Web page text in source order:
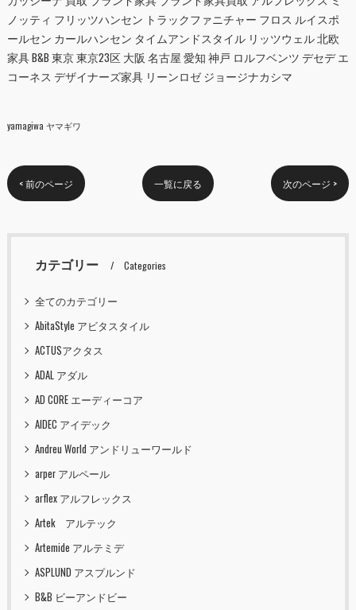
ノッティ フリッツハンセン トラックファニチャー フロス ルイスポ
ールセン カールハンセン タイムアンドスタイル リッツウェル 北欧
家具 B&B 東京 東京23区 大阪 名古屋 愛知 神戸 ロルフベンツ デセデ エ
コーネス デザイナーズ家具 リーンロゼ ジョージナカシマ
yamagiwa ヤマギワ
< 前のページ 一覧に戻る 次のページ >
カテゴリー Categories
全てのカテゴリー
AbitaStyle アビタスタイル
ACTUSアクタス
ADAL アダル
AD CORE エーディーコア
AIDEC アイデック
Andreu World アンドリューワールド
arper アルペール
arflex アルフレックス
Artek アルテック
Artemide アルテミデ
ASPLUND アスプルンド
B&B ビーアンドビー